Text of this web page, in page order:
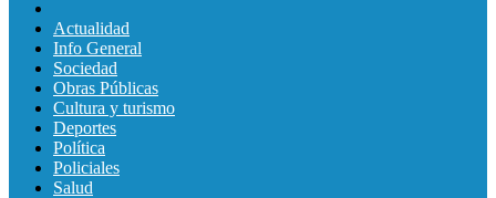
Actualidad
Info General
Sociedad
Obras Públicas
Cultura y turismo
Deportes
Política
Policiales
Salud